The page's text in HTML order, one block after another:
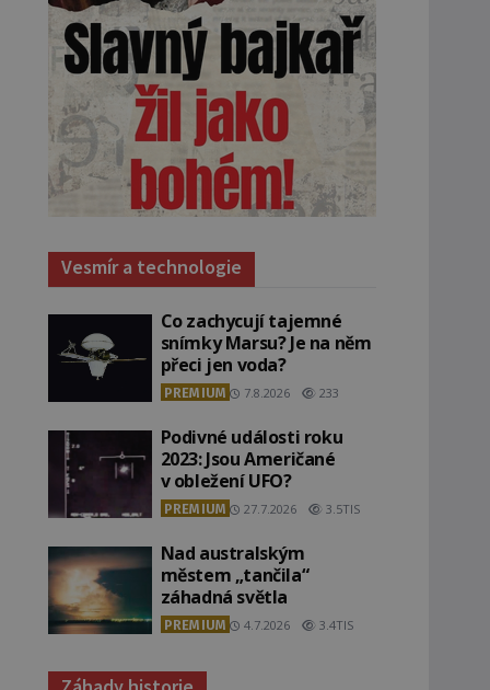
Vesmír a technologie
Co zachycují tajemné
snímky Marsu? Je na něm
přeci jen voda?
PREMIUM 7.8.2026 233
Podivné události roku
2023: Jsou Američané
v obležení UFO?
PREMIUM 27.7.2026 3.5TIS
Nad australským
městem „tančila“
záhadná světla
PREMIUM 4.7.2026 3.4TIS